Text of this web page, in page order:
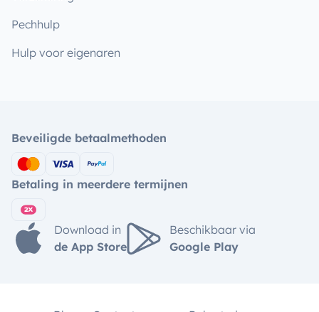
Pechhulp
Hulp voor eigenaren
Beveiligde betaalmethoden
Betaling in meerdere termijnen
Download in
de App Store
Beschikbaar via
Google Play